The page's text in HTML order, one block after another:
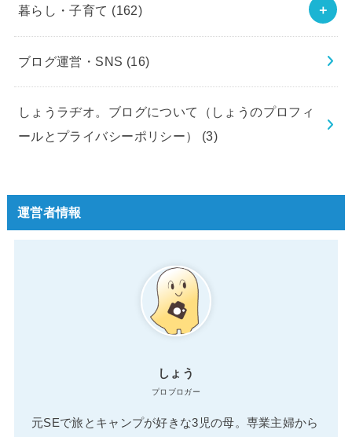
暮らし・子育て (162)
ブログ運営・SNS (16)
しょうラヂオ。ブログについて（しょうのプロフィ
ールとプライバシーポリシー） (3)
運営者情報
しょう
プロブロガー
元SEで旅とキャンプが好きな3児の母。専業主婦から